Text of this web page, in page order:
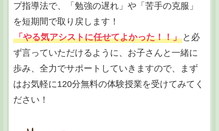
プ指導法で、「勉強の遅れ」や「苦手の克服」
を短期間で取り戻します！
「やる気アシストに任せてよかった！！」と必
ず言っていただけるように、お子さんと一緒に
歩み、全力でサポートしていきますので、まず
はお気軽に120分無料の体験授業を受けてみてく
ださい！